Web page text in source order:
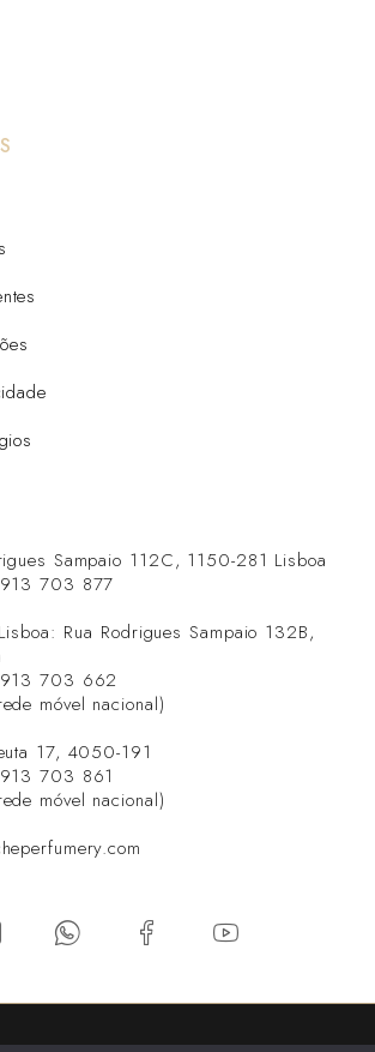
Sampaio 112C, 1150-281 Lisboa
703 877
Rua Rodrigues Sampaio 132B,
703 662
móvel nacional)
17, 4050-191
703 861
móvel nacional)